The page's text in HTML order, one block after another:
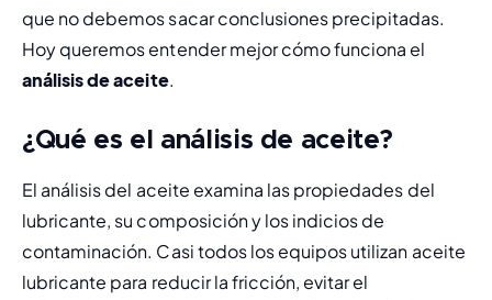
que no debemos sacar conclusiones precipitadas.
análisis de aceite.
¿Qué es el análisis de aceite?
El análisis del aceite examina las propiedades del
lubricante, su composición y los indicios de
contaminación. Casi todos los equipos utilizan aceite
lubricante para reducir la fricción, evitar el